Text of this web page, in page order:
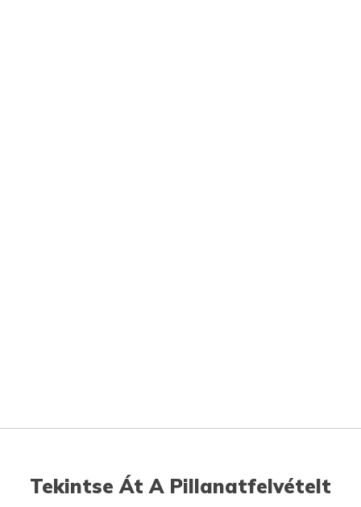
Tekintse Át A Pillanatfelvételt